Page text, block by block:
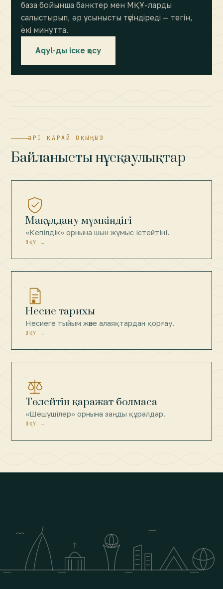
база бойынша банктер мен МҚҰ-ларды
салыстырып, әр ұсынысты түсіндіреді — тегін,
екі минутта.
Aqyl-ды іске қосу
ӘРІ ҚАРАЙ ОҚЫҢЫЗ
Байланысты нұсқаулықтар
Мақұлдану мүмкіндігі
«Кепілдік» орнына шын жұмыс істейтіні.
ОҚУ →
Несие тарихы
Несиеге тыйым және алаяқтардан қорғау.
ОҚУ →
Төлейтін қаражат болмаса
«Шешушілер» орнына заңды құралдар.
ОҚУ →